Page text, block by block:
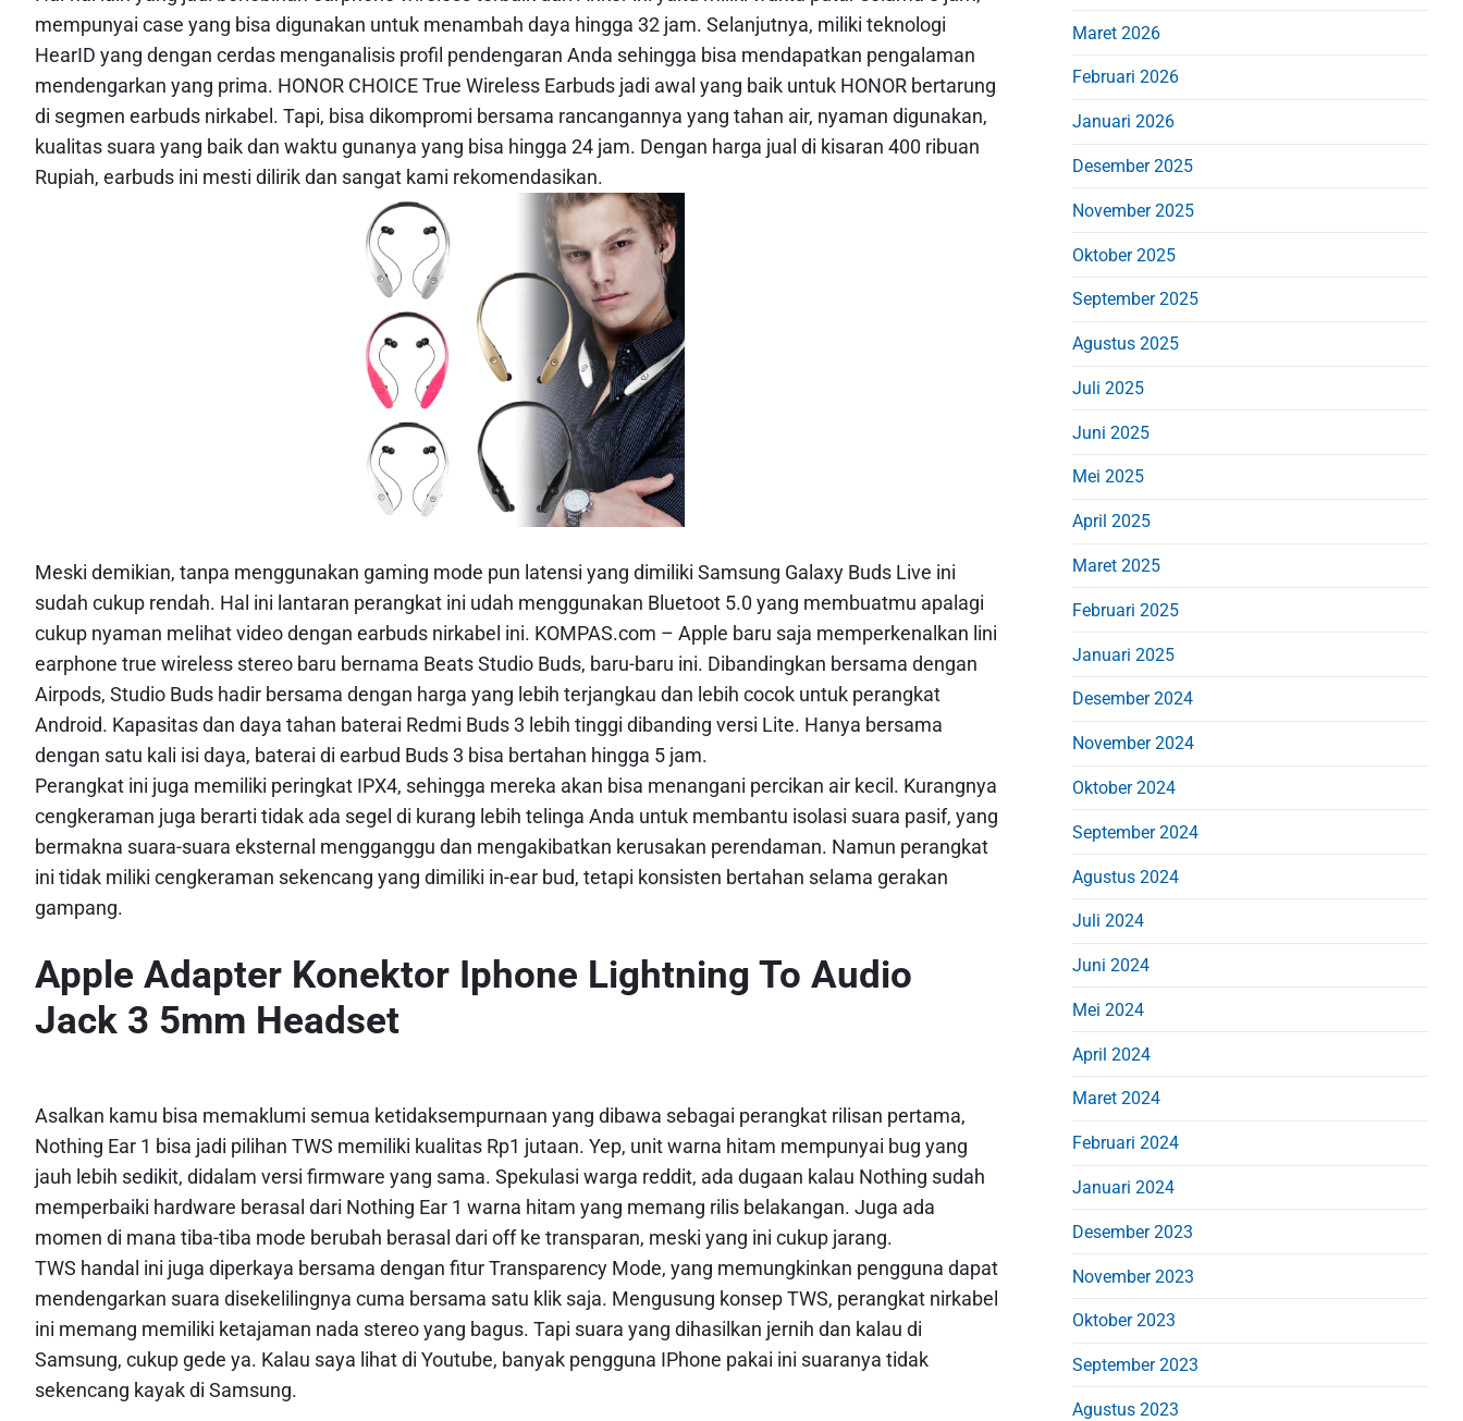
mempunyai case yang bisa digunakan untuk menambah daya hingga 32 jam. Selanjutnya, miliki teknologi
HearID yang dengan cerdas menganalisis profil pendengaran Anda sehingga bisa mendapatkan pengalaman
mendengarkan yang prima. HONOR CHOICE True Wireless Earbuds jadi awal yang baik untuk HONOR bertarung
di segmen earbuds nirkabel. Tapi, bisa dikompromi bersama rancangannya yang tahan air, nyaman digunakan,
kualitas suara yang baik dan waktu gunanya yang bisa hingga 24 jam. Dengan harga jual di kisaran 400 ribuan
Rupiah, earbuds ini mesti dilirik dan sangat kami rekomendasikan.
Meski demikian, tanpa menggunakan gaming mode pun latensi yang dimiliki Samsung Galaxy Buds Live ini
sudah cukup rendah. Hal ini lantaran perangkat ini udah menggunakan Bluetoot 5.0 yang membuatmu apalagi
cukup nyaman melihat video dengan earbuds nirkabel ini. KOMPAS.com – Apple baru saja memperkenalkan lini
earphone true wireless stereo baru bernama Beats Studio Buds, baru-baru ini. Dibandingkan bersama dengan
Airpods, Studio Buds hadir bersama dengan harga yang lebih terjangkau dan lebih cocok untuk perangkat
Android. Kapasitas dan daya tahan baterai Redmi Buds 3 lebih tinggi dibanding versi Lite. Hanya bersama
dengan satu kali isi daya, baterai di earbud Buds 3 bisa bertahan hingga 5 jam.
Perangkat ini juga memiliki peringkat IPX4, sehingga mereka akan bisa menangani percikan air kecil. Kurangnya
cengkeraman juga berarti tidak ada segel di kurang lebih telinga Anda untuk membantu isolasi suara pasif, yang
bermakna suara-suara eksternal mengganggu dan mengakibatkan kerusakan perendaman. Namun perangkat
ini tidak miliki cengkeraman sekencang yang dimiliki in-ear bud, tetapi konsisten bertahan selama gerakan
gampang.
Apple Adapter Konektor Iphone Lightning To Audio
Jack 3 5mm Headset
Asalkan kamu bisa memaklumi semua ketidaksempurnaan yang dibawa sebagai perangkat rilisan pertama,
Nothing Ear 1 bisa jadi pilihan TWS memiliki kualitas Rp1 jutaan. Yep, unit warna hitam mempunyai bug yang
jauh lebih sedikit, didalam versi firmware yang sama. Spekulasi warga reddit, ada dugaan kalau Nothing sudah
memperbaiki hardware berasal dari Nothing Ear 1 warna hitam yang memang rilis belakangan. Juga ada
momen di mana tiba-tiba mode berubah berasal dari off ke transparan, meski yang ini cukup jarang.
TWS handal ini juga diperkaya bersama dengan fitur Transparency Mode, yang memungkinkan pengguna dapat
mendengarkan suara disekelilingnya cuma bersama satu klik saja. Mengusung konsep TWS, perangkat nirkabel
ini memang memiliki ketajaman nada stereo yang bagus. Tapi suara yang dihasilkan jernih dan kalau di
Samsung, cukup gede ya. Kalau saya lihat di Youtube, banyak pengguna IPhone pakai ini suaranya tidak
sekencang kayak di Samsung.
Maret 2026
Februari 2026
Januari 2026
Desember 2025
November 2025
Oktober 2025
September 2025
Agustus 2025
Juli 2025
Juni 2025
Mei 2025
April 2025
Maret 2025
Februari 2025
Januari 2025
Desember 2024
November 2024
Oktober 2024
September 2024
Agustus 2024
Juli 2024
Juni 2024
Mei 2024
April 2024
Maret 2024
Februari 2024
Januari 2024
Desember 2023
November 2023
Oktober 2023
September 2023
Agustus 2023